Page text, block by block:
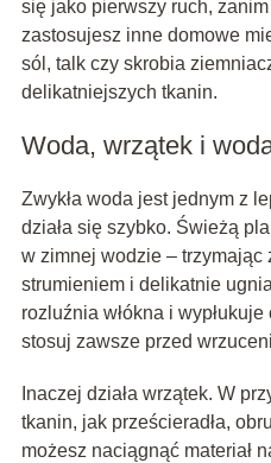
się jako pierwszy ruch,
zastosujesz inne domowe
sól, talk czy skrobia
delikatniejszych tkanin.
Woda, wrzątek i
Zwykła woda jest jednym z
działa się szybko. Świeżą
w zimnej wodzie – trzymając
strumieniem i delikatnie
rozluźnia włókna i
stosuj zawsze przed
Inaczej działa wrzątek. W
tkanin, jak prześcieradła,
możesz naciągnąć materiał